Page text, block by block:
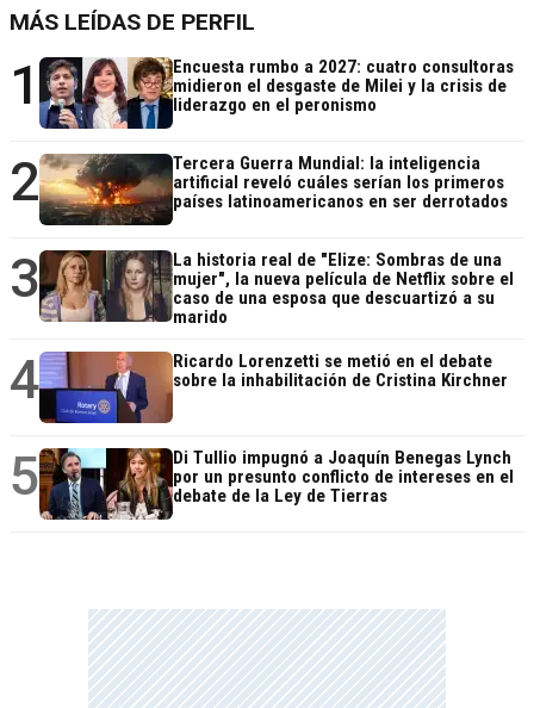
MÁS LEÍDAS DE PERFIL
1
Encuesta rumbo a 2027: cuatro consultoras
midieron el desgaste de Milei y la crisis de
liderazgo en el peronismo
2
Tercera Guerra Mundial: la inteligencia
artificial reveló cuáles serían los primeros
países latinoamericanos en ser derrotados
3
La historia real de "Elize: Sombras de una
mujer", la nueva película de Netflix sobre el
caso de una esposa que descuartizó a su
marido
4
Ricardo Lorenzetti se metió en el debate
sobre la inhabilitación de Cristina Kirchner
5
Di Tullio impugnó a Joaquín Benegas Lynch
por un presunto conflicto de intereses en el
debate de la Ley de Tierras